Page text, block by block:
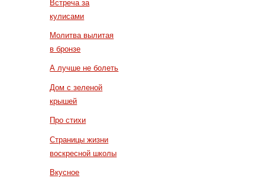
Встреча за
кулисами
Молитва вылитая
в бронзе
А лучше не болеть
Дом с зеленой
крышей
Про стихи
Страницы жизни
воскресной школы
Вкусное